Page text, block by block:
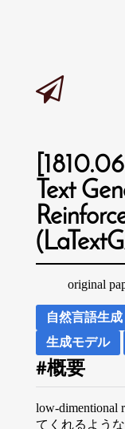
Text
original
自然言語生成
生成モデル
概要
low-dimentional
てくれるよう